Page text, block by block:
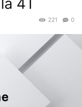
0
221